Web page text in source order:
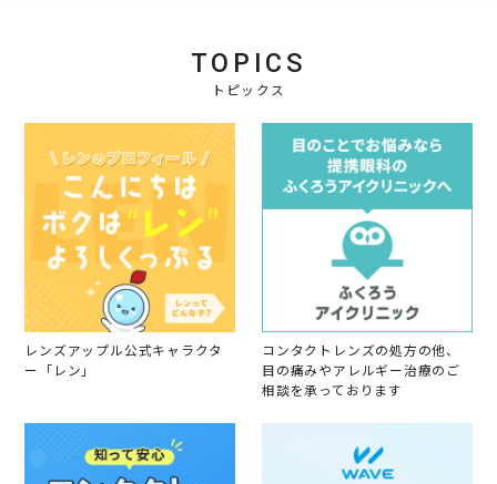
TOPICS
トピックス
レンズアップル公式キャラクタ
ー「レン」
コンタクトレンズの処方の他、
目の痛みやアレルギー治療のご
相談を承っております